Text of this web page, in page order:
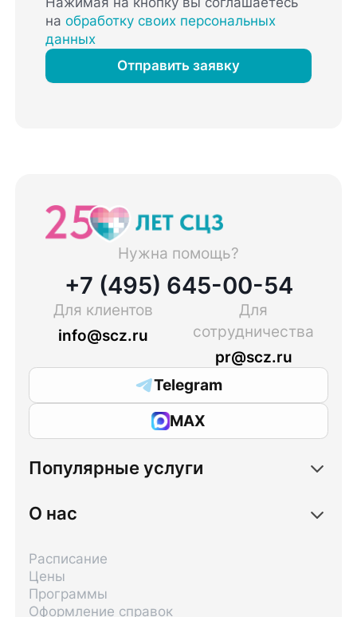
наобработку своих персональных
данных
Отправить заявку
Нужна помощь?
+7 (495) 645-00-54
Для клиентов
info@scz.ru
Для
сотрудничества
pr@scz.ru
Telegram
MAX
Популярные услуги
О нас
Расписание
Цены
Программы
Оформление справок